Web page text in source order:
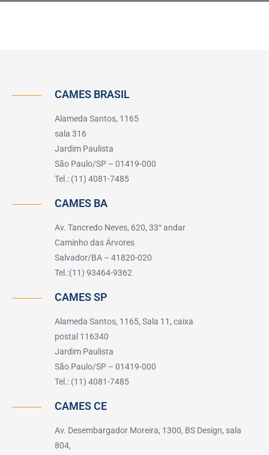
CAMES BRASIL
Alameda Santos, 1165
sala 316
Jardim Paulista
São Paulo/SP – 01419-000
Tel.: (11) 4081-7485
CAMES BA
Av. Tancredo Neves, 620, 33° andar
Caminho das Árvores
Salvador/BA – 41820-020
Tel.:(11) 93464-9362
CAMES SP
Alameda Santos, 1165, Sala 11, caixa
postal 116340
Jardim Paulista
São Paulo/SP – 01419-000
Tel.: (11) 4081-7485
CAMES CE
Av. Desembargador Moreira, 1300, BS Design, sala
804,